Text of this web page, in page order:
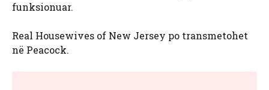
funksionuar.
Real Housewives of New Jersey po transmetohet
në Peacock.